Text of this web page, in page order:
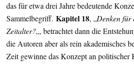
das für etwa drei Jahre bedeutende
Sammelbegriff. Kapitel 18, „Denken für
Zeitalter?„, betrachtet dann die
die Autoren aber als rein akademisches
Zeit gewinne das Konzept an politischer